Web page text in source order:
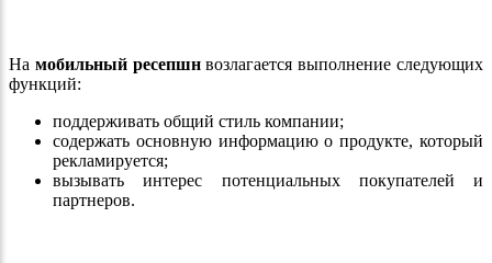
На мобильный ресепшнвозлагается выполнение следующих
функций:
поддерживать общий стиль компании;
содержать основную информацию о продукте, который
рекламируется;
вызывать интерес потенциальных покупателей и
партнеров.